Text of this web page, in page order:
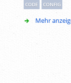
CODE CONFIG
Mehr